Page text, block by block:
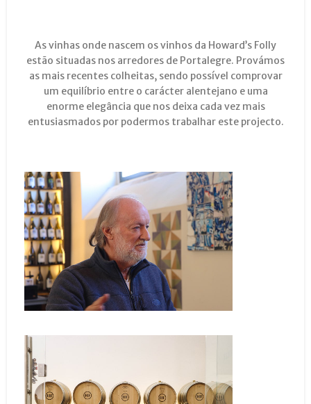
As vinhas onde nascem os vinhos da Howard’s Folly
estão situadas nos arredores de Portalegre. Provámos
as mais recentes colheitas, sendo possível comprovar
um equilíbrio entre o carácter alentejano e uma
enorme elegância que nos deixa cada vez mais
entusiasmados por podermos trabalhar este projecto.